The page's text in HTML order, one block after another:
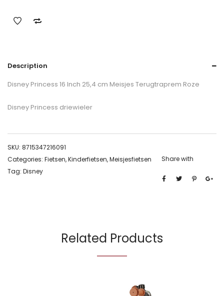
Description
Disney Princess 16 Inch 25,4 cm Meisjes Terugtraprem Roze
Disney Princess driewieler
SKU: 8715347216091
Categories: Fietsen,Kinderfietsen,Meisjesfietsen
Tag: Disney
Share with
Related Products